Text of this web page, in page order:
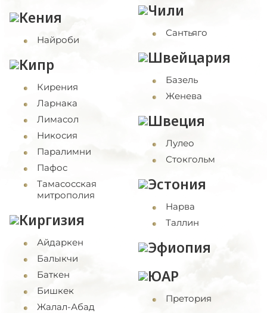
Кения
Найроби
Кипр
Кирения
Ларнака
Лимасол
Никосия
Паралимни
Пафос
Тамасосская
митрополия
Киргизия
Айдаркен
Балыкчи
Баткен
Бишкек
Жалал-Абад
Чили
Сантьяго
Швейцария
Базель
Женева
Швеция
Лулео
Стокгольм
Эстония
Нарва
Таллин
Эфиопия
ЮАР
Претория